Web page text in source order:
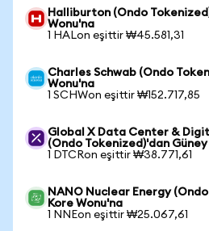
Halliburton (Ondo
Wonu'na
1 HALon eşittir ₩45.581,31
Charles Schwab (Ondo
Wonu'na
1 SCHWon eşittir ₩152.717,85
Global X Data Center &
(Ondo Tokenized)'dan
1 DTCRon eşittir ₩38.771,61
NANO Nuclear Energy
Kore Wonu'na
1 NNEon eşittir ₩25.067,61